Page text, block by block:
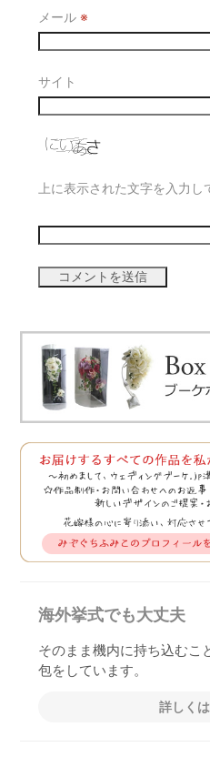
メール※
サイト
上に表示された文字を入力し
海外挙式でも大丈夫
そのまま機内に持ち込むこ
包をしています。
詳しく